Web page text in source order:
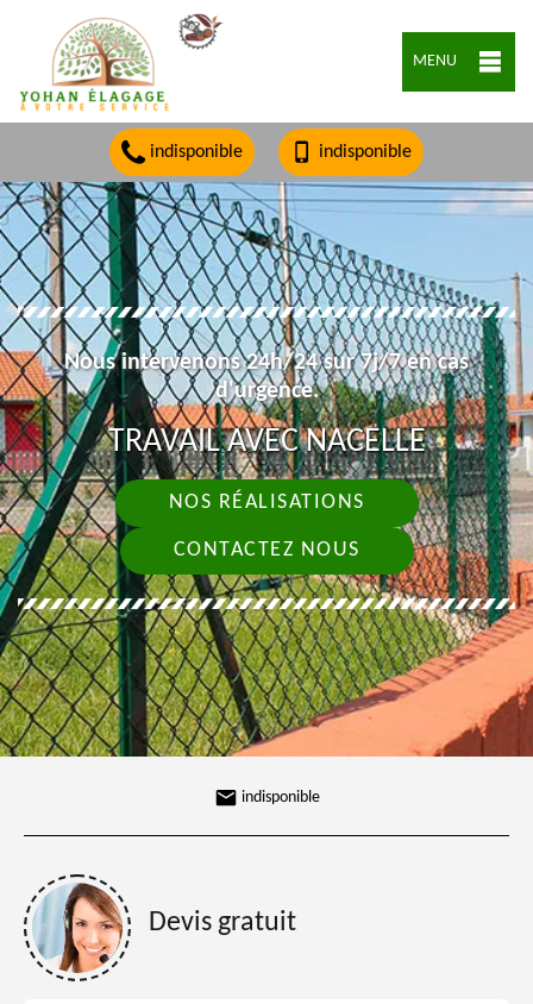
MENU
indisponible indisponible
Nous intervenons 24h/24 sur 7j/7 en cas
d'urgence.
TRAVAIL AVEC NACELLE
NOS RÉALISATIONS
CONTACTEZ NOUS
indisponible
Devis gratuit